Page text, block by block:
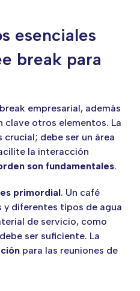
esenciales
break para
empresarial, además
clave otros elementos. La
crucial; debe ser un área
la interacción
son fundamentales.
primordial. Un café
y diferentes tipos de agua
de servicio, como
ser suficiente. La
para las reuniones de